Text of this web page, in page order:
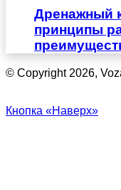
Дренажный
принципы
© Copyright 2026,
Кнопка «Наверх»